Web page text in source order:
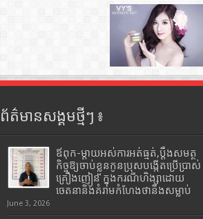
ព័ត៌មានសង្គមថ្មីៗ ៖
ឪពុក-ម្ដាយអស់ការអត់ធ្មត់,ប្ដឹងសមត្ថ
កិច្ចឱ្យចាប់ខ្លួនកូនប្រុសបង្កើតប្រើប្រាស់
គ្រឿងញៀន ក្នុងករណីហិង្សាដោយ
ចេតនានិងគំរាមកំហែងថានឹងសម្លាប់
June 3, 2026